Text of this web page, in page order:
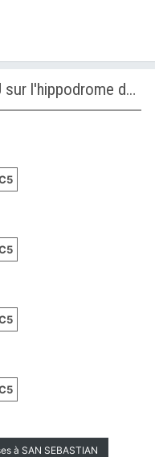
Les vidéos des courses PMU sur l'hippodrome de SAN SEBASTIAN
à SAN SEBASTIAN